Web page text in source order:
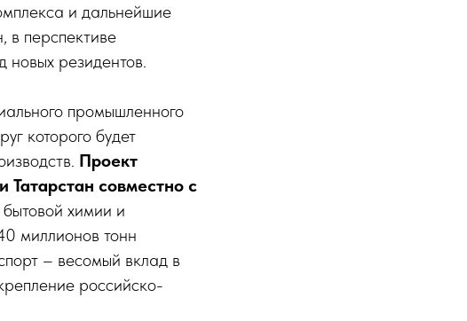
и дальнейшие
в перспективе
новых резидентов.
промышленного
которого будет
Проект
Татарстан совместно с
химии и
миллионов тонн
– весомый вклад в
российско-